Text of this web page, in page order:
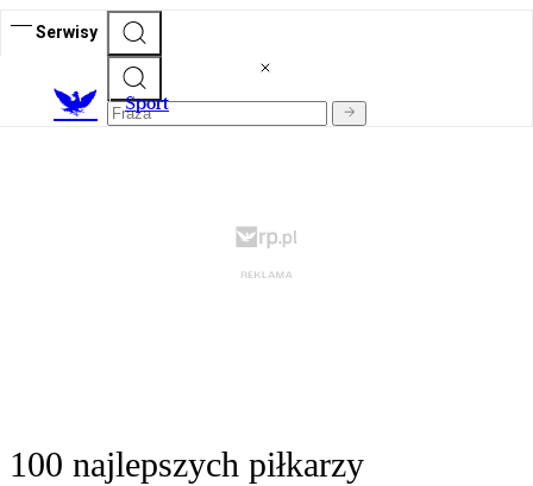
Serwisy
Sport
100 najlepszych piłkarzy